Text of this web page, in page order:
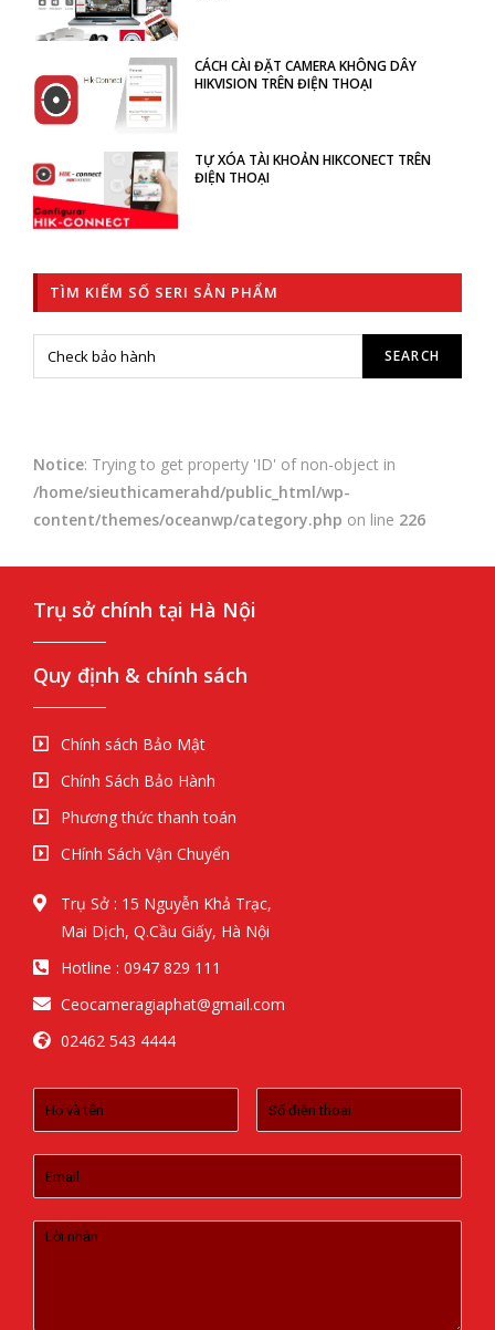
CÁCH CÀI ĐẶT CAMERA KHÔNG DÂY
HIKVISION TRÊN ĐIỆN THOẠI
TỰ XÓA TÀI KHOẢN HIKCONECT TRÊN
ĐIỆN THOẠI
TÌM KIẾM SỐ SERI SẢN PHẨM
Notice: Trying to get property 'ID' of non-object in
/home/sieuthicamerahd/public_html/wp-
content/themes/oceanwp/category.php on line 226
Trụ sở chính tại Hà Nội
Quy định & chính sách
Chính sách Bảo Mật
Chính Sách Bảo Hành
Phương thức thanh toán
CHính Sách Vận Chuyển
Trụ Sở : 15 Nguyễn Khả Trạc,
Mai Dịch, Q.Cầu Giấy, Hà Nội
Hotline : 0947 829 111
Ceocameragiaphat@gmail.com
02462 543 4444